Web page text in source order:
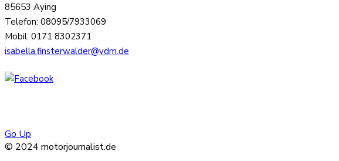
85653 Aying
Telefon: 08095/7933069
Mobil: 0171 8302371
isabella.finsterwalder@vdm.de
Go Up
© 2024 motorjournalist.de